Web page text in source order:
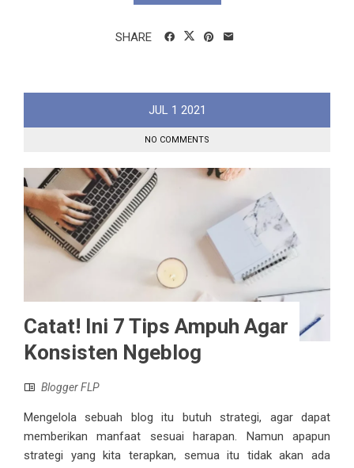
SHARE
JUL 1 2021
NO COMMENTS
Catat! Ini 7 Tips Ampuh Agar
Konsisten Ngeblog
Blogger FLP
Mengelola sebuah blog itu butuh strategi, agar dapat
memberikan manfaat sesuai harapan. Namun apapun
strategi yang kita terapkan, semua itu tidak akan ada